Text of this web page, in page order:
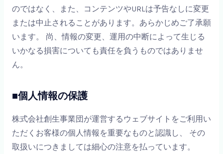
のではなく、また、コンテンツやURLは予告なしに変更
または中止されることがあります。あらかじめご了承願
います。 尚、情報の変更、運用の中断によって生じる
いかなる損害についても責任を負うものではありませ
ん。
■個人情報の保護
株式会社創生事業団が運営するウェブサイトをご利用い
ただくお客様の個人情報を重要なものと認識し、 その
取扱いにつきましては細心の注意を払っています。